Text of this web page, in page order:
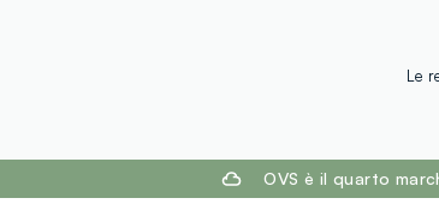
Le
OVS è il quarto